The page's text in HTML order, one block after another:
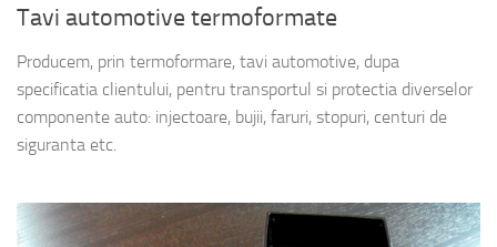
Tavi automotive termoformate
Producem, prin termoformare, tavi automotive, dupa
specificatia clientului, pentru transportul si protectia diverselor
componente auto: injectoare, bujii, faruri, stopuri, centuri de
siguranta etc.